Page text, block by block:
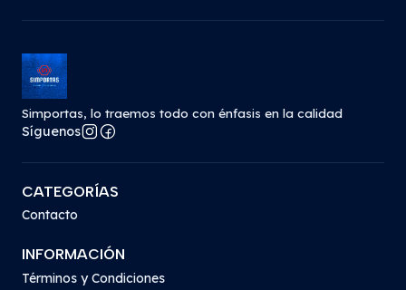
Simportas, lo traemos todo con énfasis en la calidad
Síguenos
CATEGORÍAS
Contacto
INFORMACIÓN
Términos y Condiciones